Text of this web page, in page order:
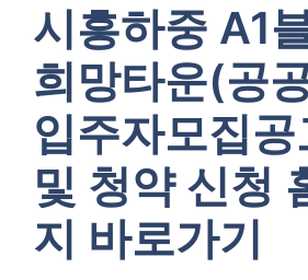
시흥하중 A1
희망타운(공
입주자모집공
및 청약 신청
지 바로가기